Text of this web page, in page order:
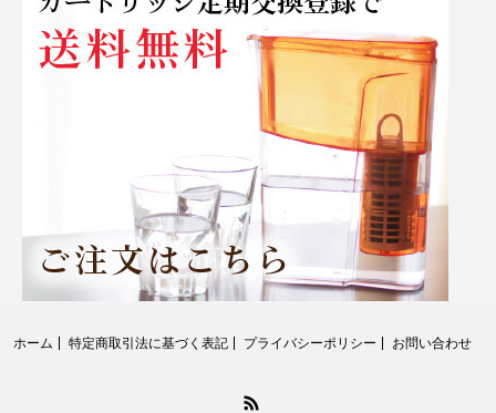
ホーム 特定商取引法に基づく表記 プライバシーポリシー お問い合わせ